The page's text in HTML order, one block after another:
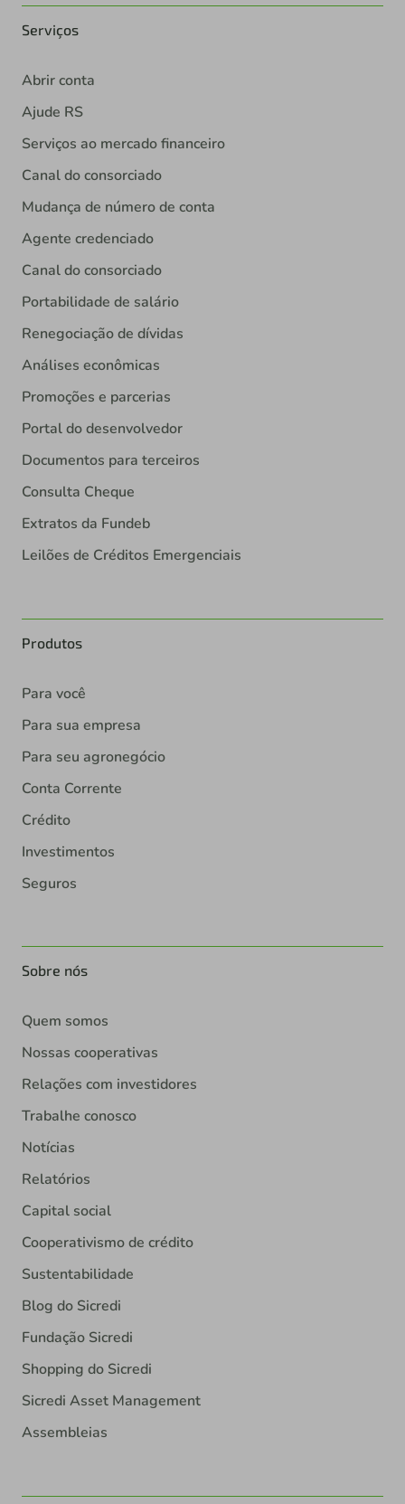
Serviços
Abrir conta
Ajude RS
Serviços ao mercado financeiro
Canal do consorciado
Mudança de número de conta
Agente credenciado
Canal do consorciado
Portabilidade de salário
Renegociação de dívidas
Análises econômicas
Promoções e parcerias
Portal do desenvolvedor
Documentos para terceiros
Consulta Cheque
Extratos da Fundeb
Leilões de Créditos Emergenciais
Produtos
Para você
Para sua empresa
Para seu agronegócio
Conta Corrente
Crédito
Investimentos
Seguros
Sobre nós
Quem somos
Nossas cooperativas
Relações com investidores
Trabalhe conosco
Notícias
Relatórios
Capital social
Cooperativismo de crédito
Sustentabilidade
Blog do Sicredi
Fundação Sicredi
Shopping do Sicredi
Sicredi Asset Management
Assembleias